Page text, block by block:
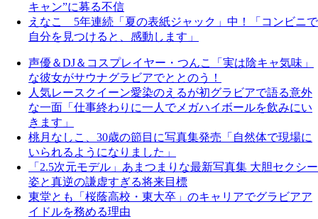
キャン”に募る不信
えなこ 5年連続「夏の表紙ジャック」中！「コンビニで
自分を見つけると、感動します」
声優＆DJ＆コスプレイヤー・つんこ「実は陰キャ気味」
な彼女がサウナグラビアでととのう！
人気レースクイーン愛染のえるが初グラビアで語る意外
な一面「仕事終わりに一人でメガハイボールを飲みにい
きます」
桃月なしこ、30歳の節目に写真集発売「自然体で現場に
いられるようになりました」
「2.5次元モデル」あまつまりな最新写真集 大胆セクシー
姿と真逆の謙虚すぎる将来目標
東堂とも「桜蔭高校・東大卒」のキャリアでグラビアア
イドルを務める理由